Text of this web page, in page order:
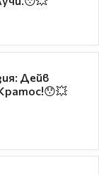
Дейв